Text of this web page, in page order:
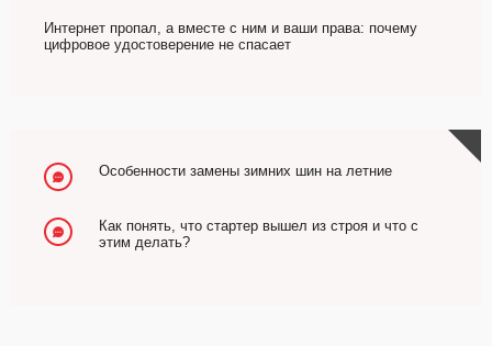
Интернет пропал, а вместе с ним и ваши права: почему
цифровое удостоверение не спасает
Особенности замены зимних шин на летние
Как понять, что стартер вышел из строя и что с
этим делать?